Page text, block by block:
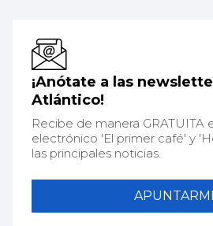
¡Anótate a las
Atlántico!
Recibe de manera GRATUITA
electrónico 'El primer café' y
las principales noticias.